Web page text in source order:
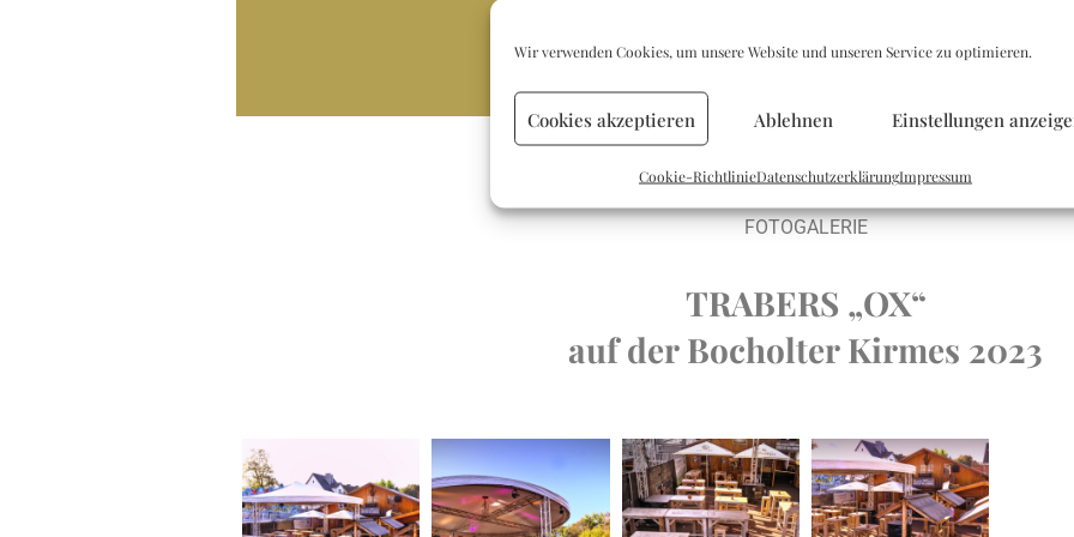
Wir verwenden Cookies, um unsere Website und unseren Service zu optimieren.
Cookies akzeptieren Ablehnen Einstellungen
Cookie-RichtlinieDatenschutzerklärungImpressum
FOTOGALERIE
TRABERS „OX“
auf der Bocholter Kirmes 2023